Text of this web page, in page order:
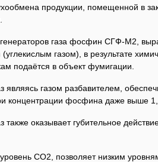
продукции, помещенной в
газа фосфин СГФ-М2,
газом), в результате
подаётся в объект фумигации.
газом разбавителем,
концентрации фосфина даже выше
оказывает губительное
СО2, позволяет низким